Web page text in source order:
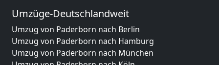
Umzüge-Deutschlandweit
Umzug von Paderborn nach Berlin
Umzug von Paderborn nach Hamburg
Umzug von Paderborn nach München